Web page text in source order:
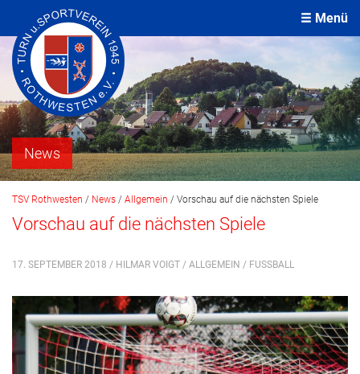
Menü
News
TSV Rothwesten / News / Allgemein / Vorschau auf die nächsten Spiele
Vorschau auf die nächsten Spiele
17. SEPTEMBER 2018 / HILMAR VOIGT / ALLGEMEIN / FUSSBALL